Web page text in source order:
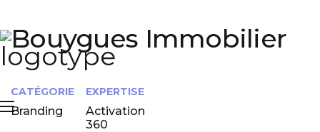
Bouygues Immobilier
CATÉGORIE
Branding
EXPERTISE
Activation
360